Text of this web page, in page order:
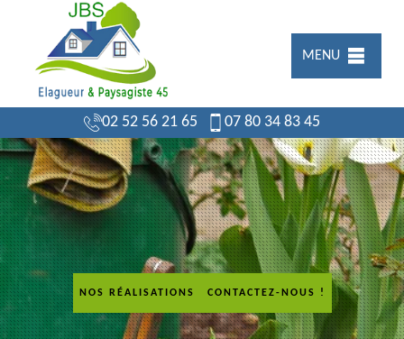
MENU
02 52 56 21 65 07 80 34 83 45
NOS RÉALISATIONS CONTACTEZ-NOUS !